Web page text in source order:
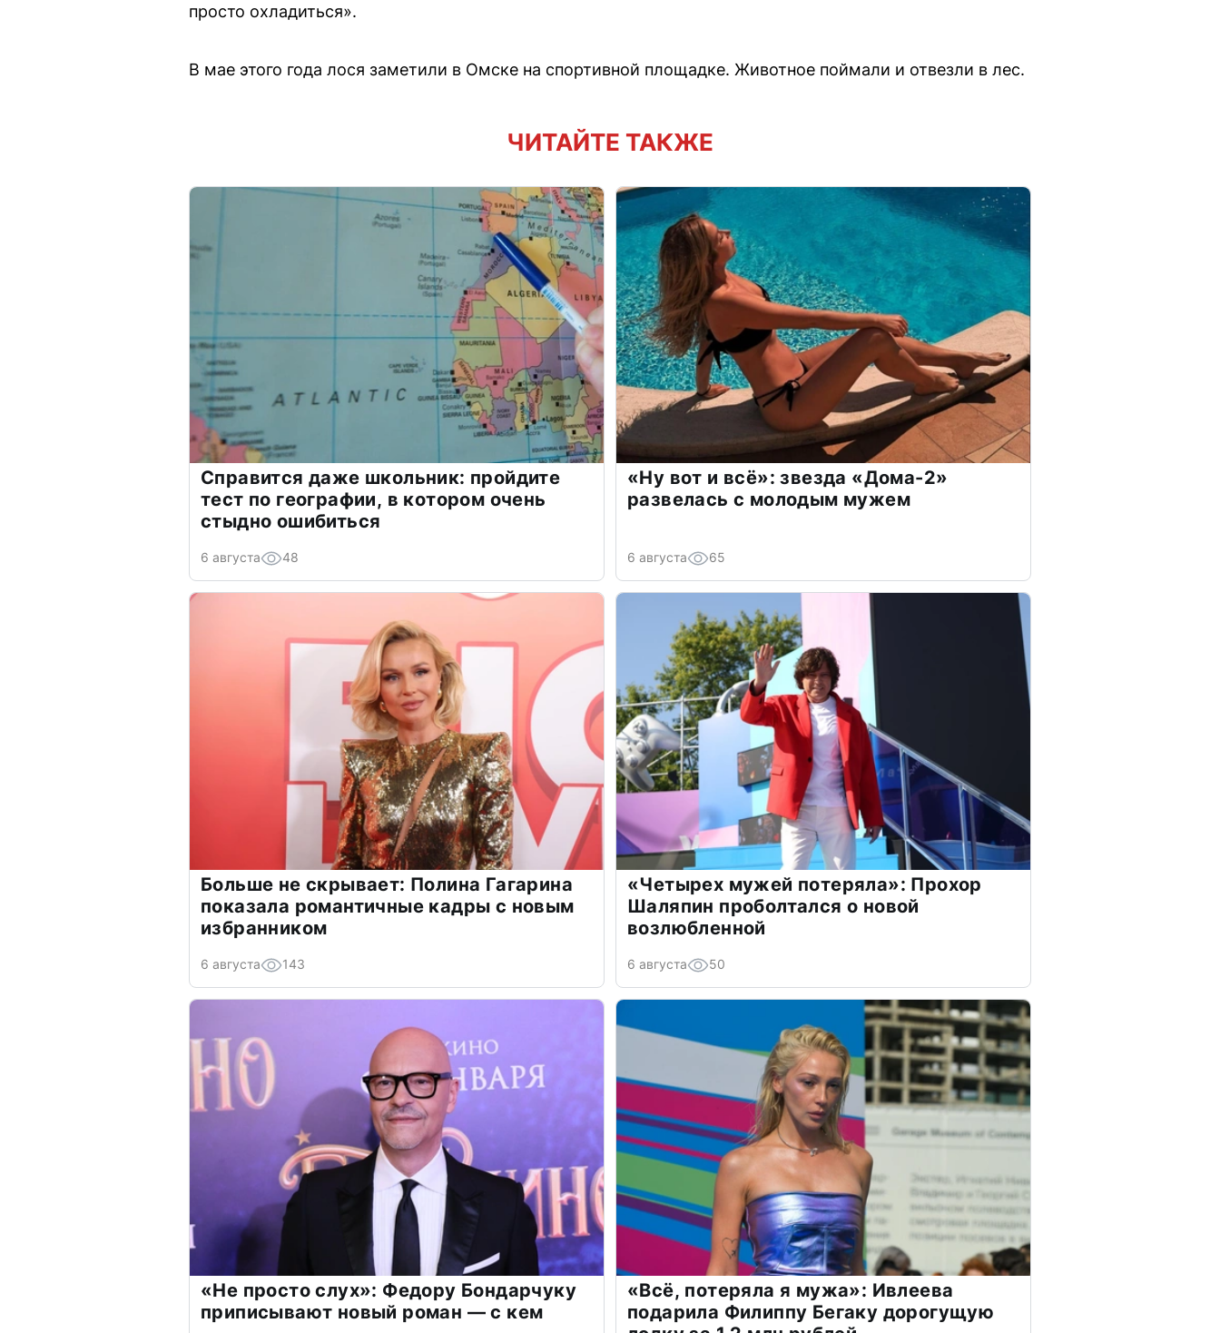
просто охладиться».
В мае этого года лося заметили в Омске на спортивной площадке. Животное поймали и отвезли в лес.
ЧИТАЙТЕ ТАКЖЕ
Справится даже школьник: пройдите
тест по географии, в котором очень
стыдно ошибиться
6 августа 48
«Ну вот и всё»: звезда «Дома-2»
развелась с молодым мужем
6 августа 65
Больше не скрывает: Полина Гагарина
показала романтичные кадры с новым
избранником
6 августа 143
«Четырех мужей потеряла»: Прохор
Шаляпин проболтался о новой
возлюбленной
6 августа 50
«Не просто слух»: Федору Бондарчуку
приписывают новый роман — с кем
«Всё, потеряла я мужа»: Ивлеева
подарила Филиппу Бегаку дорогущую